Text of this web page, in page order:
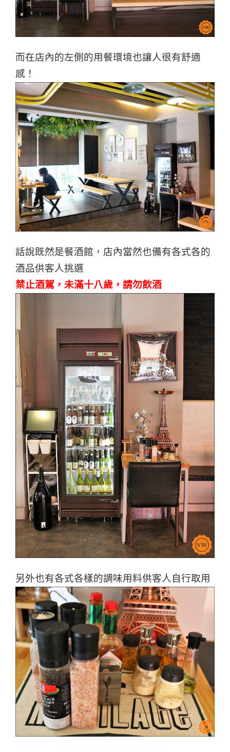
而在店內的左側的用餐環境也讓人很有舒適
感！
話說既然是餐酒館，店內當然也備有各式各的
酒品供客人挑選
禁止酒駕，未滿十八歲，請勿飲酒
另外也有各式各樣的調味用料供客人自行取用